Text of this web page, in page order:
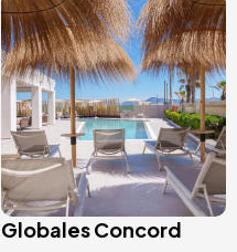
Image
Globales Concord